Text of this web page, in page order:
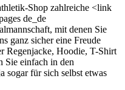
Shop zahlreiche <link
de_de
mit denen Sie
ganz sicher eine Freude
Regenjacke, Hoodie, T-Shirt
Sie einfach in den
sogar für sich selbst etwas